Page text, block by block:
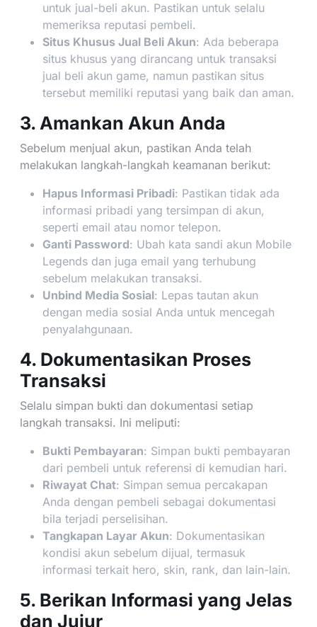
untuk jual-beli akun. Pastikan untuk selalu
memeriksa reputasi pembeli.
Situs Khusus Jual Beli Akun: Ada beberapa
situs khusus yang dirancang untuk transaksi
jual beli akun game, namun pastikan situs
tersebut memiliki reputasi yang baik dan aman.
3. Amankan Akun Anda
Sebelum menjual akun, pastikan Anda telah
melakukan langkah-langkah keamanan berikut:
Hapus Informasi Pribadi: Pastikan tidak ada
informasi pribadi yang tersimpan di akun,
seperti email atau nomor telepon.
Ganti Password: Ubah kata sandi akun Mobile
Legends dan juga email yang terhubung
sebelum melakukan transaksi.
Unbind Media Sosial: Lepas tautan akun
dengan media sosial Anda untuk mencegah
penyalahgunaan.
4. Dokumentasikan Proses
Transaksi
Selalu simpan bukti dan dokumentasi setiap
langkah transaksi. Ini meliputi:
Bukti Pembayaran: Simpan bukti pembayaran
dari pembeli untuk referensi di kemudian hari.
Riwayat Chat: Simpan semua percakapan
Anda dengan pembeli sebagai dokumentasi
bila terjadi perselisihan.
Tangkapan Layar Akun: Dokumentasikan
kondisi akun sebelum dijual, termasuk
informasi terkait hero, skin, rank, dan lain-lain.
5. Berikan Informasi yang Jelas
dan Jujur